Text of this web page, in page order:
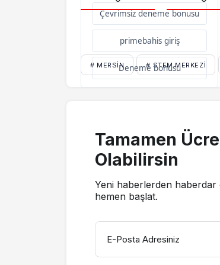
Çevrimsiz deneme bonusu
primebahis giriş
Deneme bonusu
# MERSIN # STEM MERKEZI
Tamamen
Olabilirsin
Yeni haberlerden haberdar
hemen başlat.
E-Posta Adresiniz